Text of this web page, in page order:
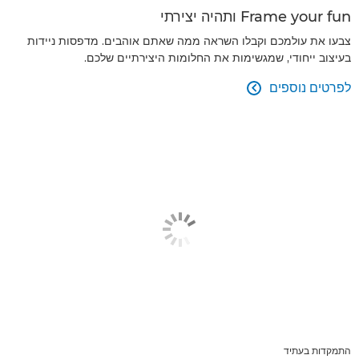
Frame your fun ותהיה יצירתי
צבעו את עולמכם וקבלו השראה ממה שאתם אוהבים. מדפסות ניידות
בעיצוב ייחודי, שמגשימות את החלומות היצירתיים שלכם.
לפרטים נוספים 
התמקדות בעתיד